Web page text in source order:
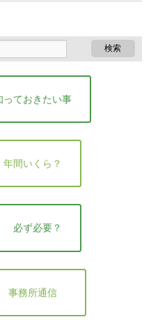
っておきたい事
間いくら？
必ず必要？
事務所通信